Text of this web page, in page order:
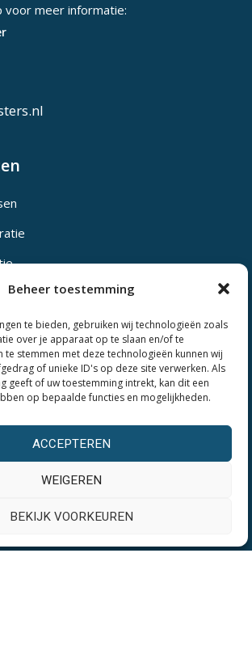
Beheer toestemming
te bieden, gebruiken wij technologieën zoals
over je apparaat op te slaan en/of te
te stemmen met deze technologieën kunnen wij
of unieke ID's op deze site verwerken. Als
geeft of uw toestemming intrekt, kan dit een
op bepaalde functies en mogelijkheden.
ACCEPTEREN
WEIGEREN
BEKIJK VOORKEUREN
voor meer informatie:
plaatsen